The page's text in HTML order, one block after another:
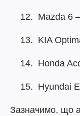
Mazda 6
KIA
Honda
Hyundai
Зазначимо, що